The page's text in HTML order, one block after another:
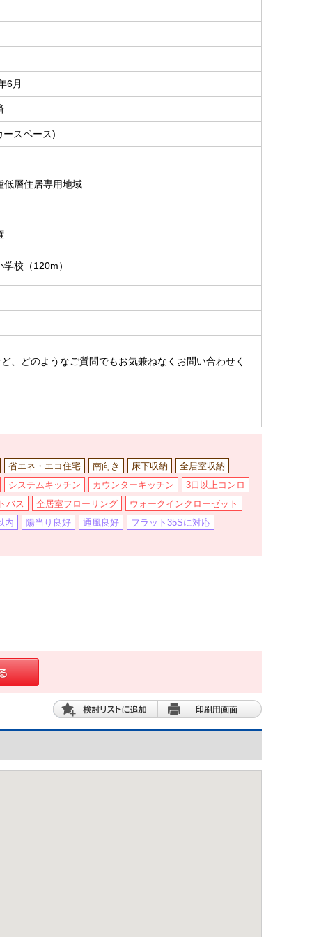
6月
ースペース)
低層住居専用地域
学校（120m）
、どのようなご質問でもお気兼ねなくお問い合わせく
省エネ・エコ住宅 南向き 床下収納
全居室収納
システムキッチン
カウンターキッチン
3口以上コンロ
バス
全居室フローリング
ウォークインクローゼット
内
陽当り良好 通風良好 フラット35Sに対応